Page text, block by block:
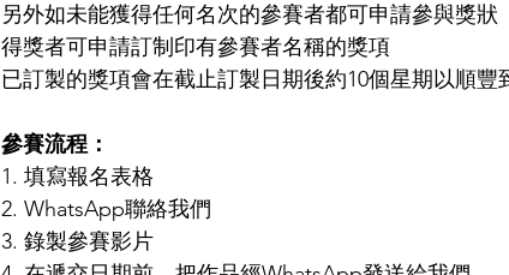
另外如未能獲得任何名次的參賽者都可申請參與獎狀
得獎者可申請訂制印有參賽者名稱的獎項
已訂製的獎項會在截止訂製日期後約10個星期以順豐
參賽流程：
1. 填寫報名表格
2. WhatsApp聯絡我們
3. 錄製參賽影片